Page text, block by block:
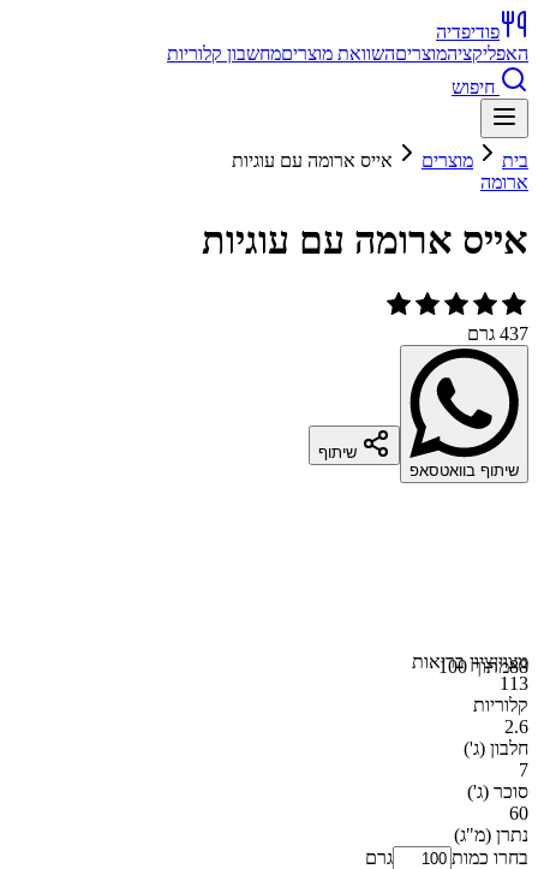
פודיפדיה
האפליקציהמוצריםהשוואת מוצריםמחשבון קלוריות
חיפוש
בית מוצרים
אייס ארומה עם עוגיות
ארומה
אייס ארומה עם עוגיות
437 גרם
שיתוף בוואטסאפ
שיתוף
88מתוך 100מצויןציון בריאות
113
קלוריות
2.6
חלבון (ג')
7
סוכר (ג')
60
נתרן (מ"ג)
בחרו כמות
גרם